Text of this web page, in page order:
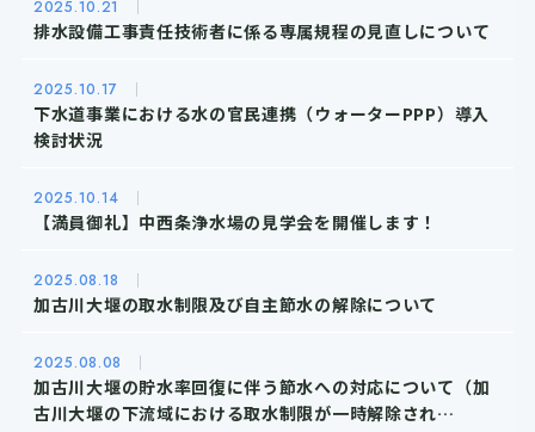
2025.10.21
排水設備工事責任技術者に係る専属規程の見直しについて
2025.10.17
下水道事業における水の官民連携（ウォーターPPP）導入
検討状況
2025.10.14
【満員御礼】中西条浄水場の見学会を開催します！
2025.08.18
加古川大堰の取水制限及び自主節水の解除について
2025.08.08
加古川大堰の貯水率回復に伴う節水への対応について（加
古川大堰の下流域における取水制限が一時解除され…